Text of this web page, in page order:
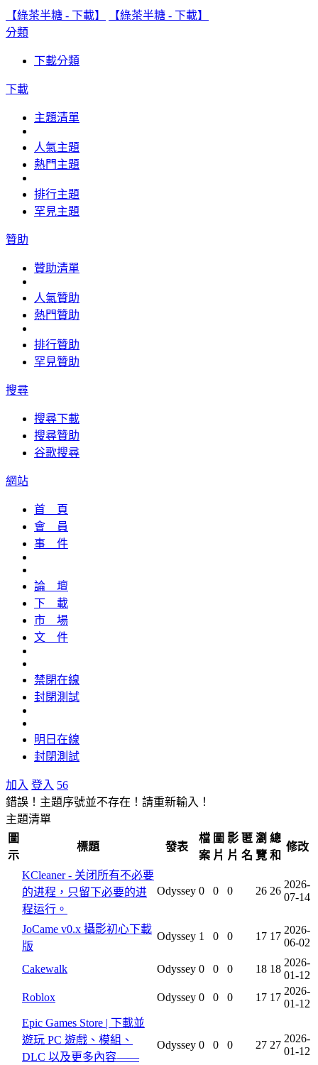
【綠茶半糖 - 下載】
【綠茶半糖 - 下載】
分類
下載分類
下載
主題清單
人氣主題
熱門主題
排行主題
罕見主題
贊助
贊助清單
人氣贊助
熱門贊助
排行贊助
罕見贊助
搜尋
搜尋下載
搜尋贊助
谷歌搜尋
網站
首 頁
會 員
事 件
論 壇
下 載
市 場
文 件
禁閉在線
封閉測試
明日在線
封閉測試
加入 登入 56
錯誤！主題序號並不存在！請重新輸入！
主題清單
圖
示
標題 發表
檔
案
圖
片
影
片
匿
名
瀏
覽
總
和
修改
KCleaner - 关闭所有不必要
的进程，只留下必要的进
程运行。
Odyssey 0 0 0 26 26
2026-
07-14
JoCame v0.x 攝影初心下載
版
Odyssey 1 0 0 17 17
2026-
06-02
Cakewalk Odyssey 0 0 0 18 18
2026-
01-12
Roblox
Odyssey 0 0 0 17 17
2026-
01-12
Epic Games Store | 下載並
遊玩 PC 遊戲、模組、
DLC 以及更多內容——
Odyssey 0 0 0 27 27
2026-
01-12